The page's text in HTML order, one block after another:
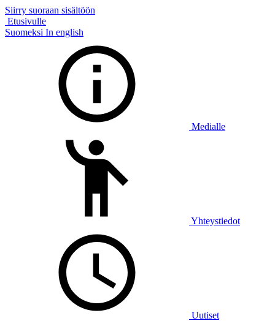
Siirry suoraan sisältöön
Etusivulle
Suomeksi In english
Medialle
Yhteystiedot
Uutiset